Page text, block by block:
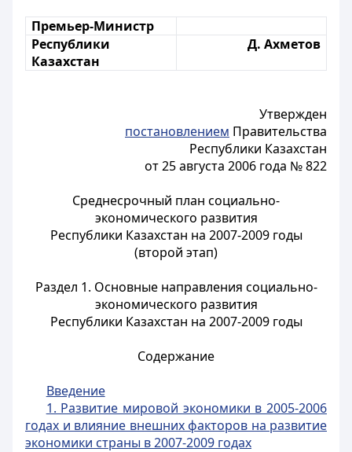
Премьер-Министр
Республики
Казахстан
Д. Ахметов
Утвержден
постановлением Правительства
Республики Казахстан
от 25 августа 2006 года № 822
Среднесрочный план социально-
экономического развития
Республики Казахстан на 2007-2009 годы
(второй этап)
Раздел 1. Основные направления социально-
экономического развития
Республики Казахстан на 2007-2009 годы
Содержание
Введение
1. Развитие мировой экономики в 2005-2006
годах и влияние внешних факторов на развитие
экономики страны в 2007-2009 годах